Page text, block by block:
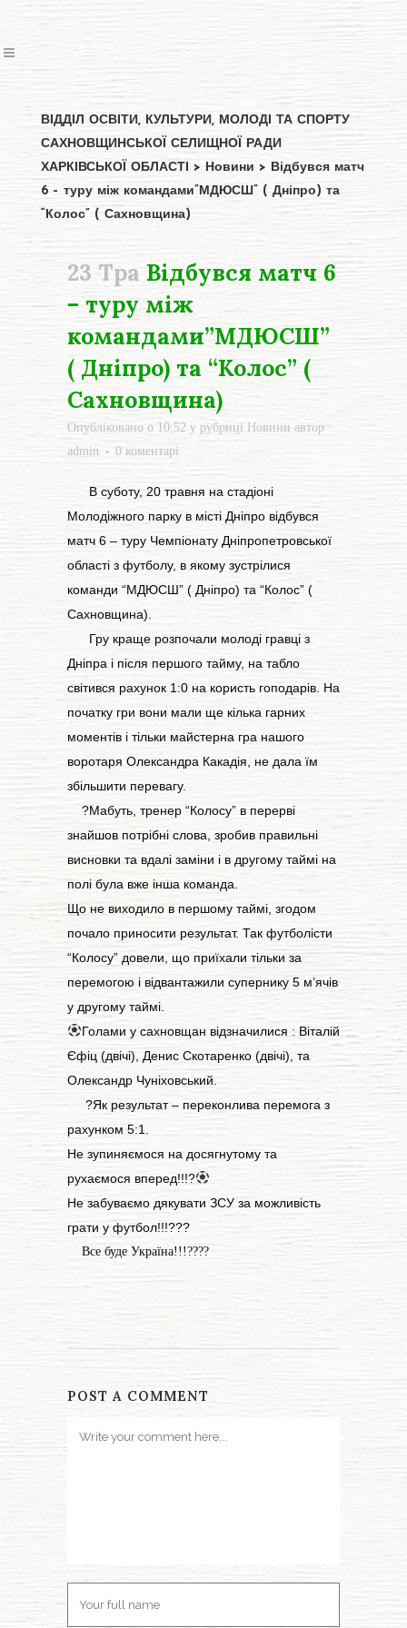
ВІДДІЛ ОСВІТИ, КУЛЬТУРИ, МОЛОДІ ТА СПОРТУ
САХНОВЩИНСЬКОЇ СЕЛИЩНОЇ РАДИ
ХАРКІВСЬКОЇ ОБЛАСТІ > Новини > Відбувся матч
6 – туру між командами”МДЮСШ” ( Дніпро) та
“Колос” ( Сахновщина)
23 Тра Відбувся матч 6
– туру між
командами”МДЮСШ”
( Дніпро) та “Колос” (
Сахновщина)
Опубліковано о 10:52 у рубриці Новини автор
admin
0 коментарі
В суботу, 20 травня на стадіоні
Молодіжного парку в місті Дніпро відбувся
матч 6 – туру Чемпіонату Дніпропетровської
області з футболу, в якому зустрілися
команди “МДЮСШ” ( Дніпро) та “Колос” (
Сахновщина).
Гру краще розпочали молоді гравці з
Дніпра і після першого тайму, на табло
світився рахунок 1:0 на користь гоподарів. На
початку гри вони мали ще кілька гарних
моментів і тільки майстерна гра нашого
воротаря Олександра Какадія, не дала їм
збільшити перевагу.
?Мабуть, тренер “Колосу” в перерві
знайшов потрібні слова, зробив правильні
висновки та вдалі заміни і в другому таймі на
полі була вже інша команда.
Що не виходило в першому таймі, згодом
почало приносити результат. Так футболісти
“Колосу” довели, що приїхали тільки за
перемогою і відвантажили супернику 5 м’ячів
у другому таймі.
Голами у сахновщан відзначилися : Віталій
Єфіц (двічі), Денис Скотаренко (двічі), та
Олександр Чуніховський.
?Як результат – переконлива перемога з
рахунком 5:1.
Не зупиняємося на досягнутому та
рухаємося вперед!!!?
Не забуваємо дякувати ЗСУ за можливість
грати у футбол!!!???
Все буде Україна!!!????
POST A COMMENT